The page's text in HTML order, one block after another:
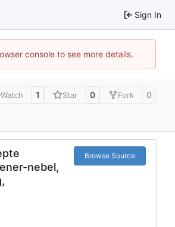
Sign In
console to see more details.
Watch 1 Star 0 Fork 0
nebel,
Browse Source